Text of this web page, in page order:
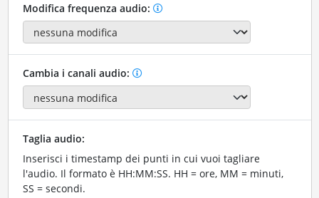
Modifica frequenza audio:
Cambia i canali audio:
Taglia audio:
Inserisci i timestamp dei punti in cui vuoi tagliare
l'audio. Il formato è HH:MM:SS. HH = ore, MM = minuti,
SS = secondi.